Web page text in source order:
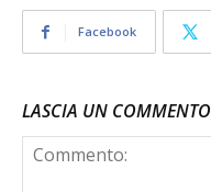
Facebook
LASCIA UN COMMENTO